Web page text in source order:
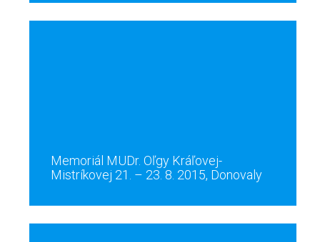
Memoriál MUDr. Oľgy Kráľovej-
Mistríkovej 21. – 23. 8. 2015, Donovaly